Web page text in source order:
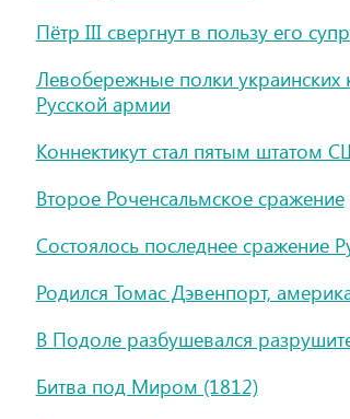
Пётр III свергнут в пользу его
Левобережные полки украинских
Русской армии
Коннектикут стал пятым штатом
Второе Роченсальмское сражение
Состоялось последнее сражение
Родился Томас Дэвенпорт,
В Подоле разбушевался
Битва под Миром (1812)